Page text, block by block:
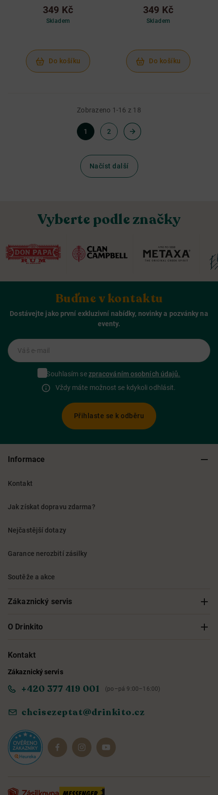
Božkov, M
349 Kč
Skladem
Do košíku
349 Kč
Skladem
Do košíku
Zobrazeno 1-16 z 18
1 2
Načíst další
Vyberte podle značky
Buďme v kontaktu
Dostávejte jako první exkluzivní nabídky, novinky a pozvánky na
eventy.
Váš e-mail
Souhlasím sezpracováním osobních údajů.
Vždy máte možnost se kdykoli odhlásit.
Přihlaste se k odběru
Informace
Kontakt
Jak získat dopravu zdarma?
Nejčastější dotazy
Garance nerozbití zásilky
Soutěže a akce
Zákaznický servis
Sledování objednávky
Obchodní podmínky
Reklamace a vrácení
O Drinkito
O nás
Informace o přístupnosti služby
Dárkové sady
Kontakt
Zákaznický servis
+420 377 419 001 (po–pá 9:00–16:00)
chcisezeptat@drinkito.cz